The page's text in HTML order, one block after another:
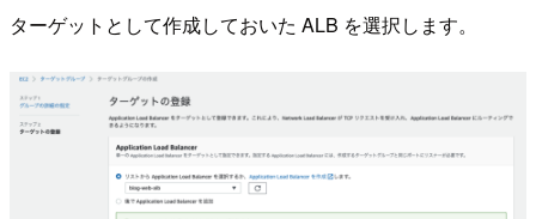
ターゲットとして作成しておいた ALB を選択します。